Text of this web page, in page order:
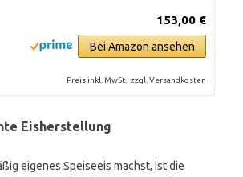
153,00 €
Bei Amazon ansehen
Preis inkl. MwSt., zzgl. Versandkosten
Eisherstellung
eigenes Speiseeis machst, ist die